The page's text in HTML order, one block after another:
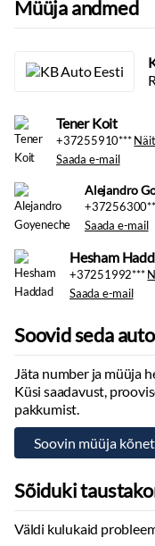
Müüja andmed
Tener Koit
+37255910***
Saada e-mail
Alejandro
Saada e-mail
Hesham
+37251992***
Saada e-mail
Soovid seda
Jäta number ja müüja
Küsi saadavust,
pakkumist.
Sõiduki
Väldi kulukaid